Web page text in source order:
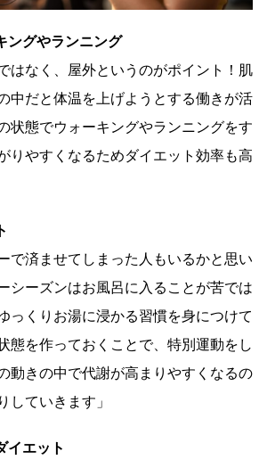
ングやランニング
はなく、屋外というのがポイント！肌
中だと体温を上げようとする働きが活
状態でウォーキングやランニングをす
りやすくなるためダイエット効率も高
で済ませてしまった人もいるかと思い
シーズンはお風呂に入ることが苦では
っくりお湯に浸かる習慣を身につけて
態を作っておくことで、特別運動をし
動きの中で代謝が高まりやすくなるの
していきます」
イエット